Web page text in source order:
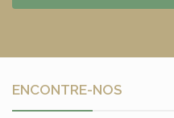
ENCONTRE-NOS